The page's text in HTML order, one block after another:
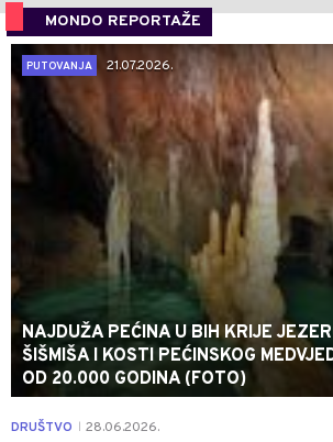
MONDO REPORTAŽE
PUTOVANJA
21.07.2026.
NAJDUŽA PEĆINA U BIH KRIJE
ŠIŠMIŠA I KOSTI PEĆINSKOG
OD 20.000 GODINA (FOTO)
DRUŠTVO 28.06.2026.